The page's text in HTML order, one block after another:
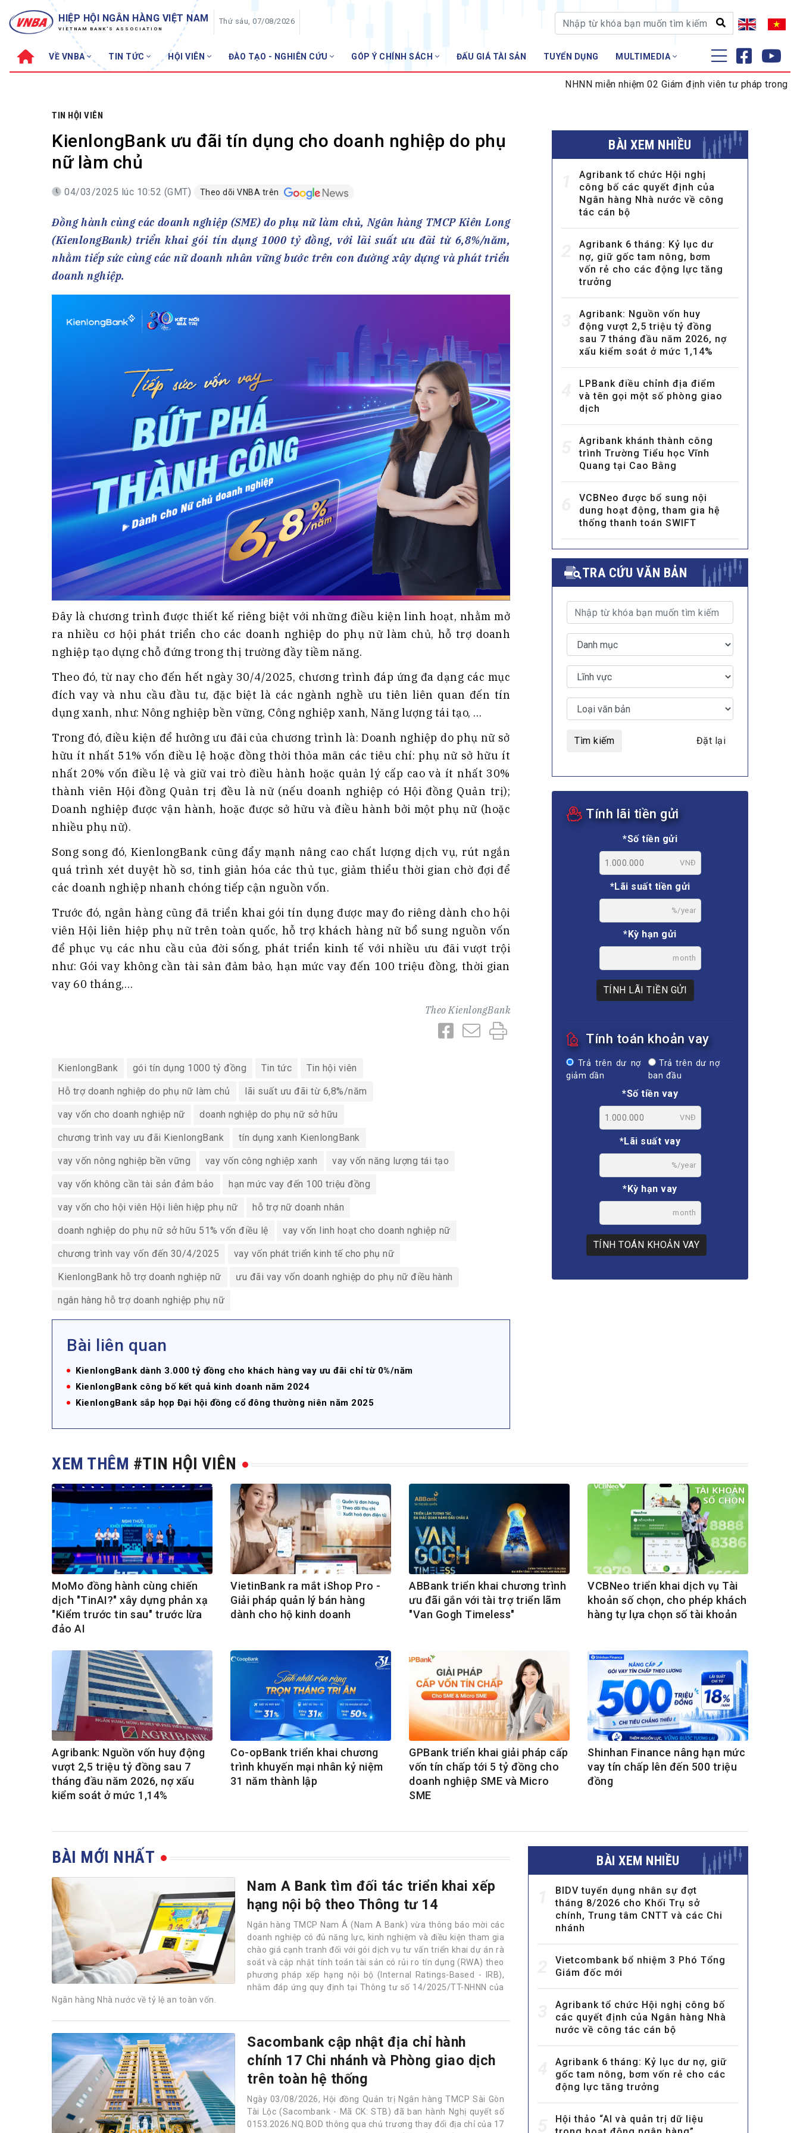
HIỆP HỘI NGÂN HÀNG VIỆT NAM
VIETNAM BANK'S ASSOCIATION
Thứ sáu, 07/08/2026
VỀ VNBA TIN TỨC HỘI VIÊN ĐÀO TẠO - NGHIÊN CỨU GÓP Ý CHÍNH SÁCH ĐẤU GIÁ TÀI SẢN TUYỂN DỤNG MULTIMEDIA
Sơ đồ tổ chức
Hội đồng Hiệp hội
Thường trực Hiệp hội
Cơ quan Thường trực
VNBA các thời kỳ
Thành tích – Giải thưởng
Bộ Chuẩn mực Đạo đức nghề nghiệp
30 năm VNBA
Bản tin Tuần VNBA
Tin ngành ngân hàng
Đào tạo
Fintech
Tài chính Tiêu dùng
ĐÀO TẠO - NGHIÊN CỨU
ĐẤU GIÁ TÀI SẢN TUYỂN DỤNG
MULTIMEDIA
Video
NHNN miễn nhiệm 02 Giám định viên tư pháp trong lĩnh vực tiền
TIN HỘI VIÊN
KienlongBank ưu đãi tín dụng cho doanh nghiệp do phụ
nữ làm chủ
04/03/2025 lúc 10:52 (GMT) Theo dõi VNBA trên
Đồng hành cùng các doanh nghiệp (SME) do phụ nữ làm chủ, Ngân hàng TMCP Kiên Long
(KienlongBank) triển khai gói tín dụng 1000 tỷ đồng, với lãi suất ưu đãi từ 6,8%/năm,
nhằm tiếp sức cùng các nữ doanh nhân vững bước trên con đường xây dựng và phát triển
doanh nghiệp.
Đây là chương trình được thiết kế riêng biệt với những điều kiện linh hoạt, nhằm mở
ra nhiều cơ hội phát triển cho các doanh nghiệp do phụ nữ làm chủ, hỗ trợ doanh
nghiệp tạo dựng chỗ đứng trong thị trường đầy tiềm năng.
Theo đó, từ nay cho đến hết ngày 30/4/2025, chương trình đáp ứng đa dạng các mục
đích vay và nhu cầu đầu tư, đặc biệt là các ngành nghề ưu tiên liên quan đến tín
dụng xanh, như: Nông nghiệp bền vững, Công nghiệp xanh, Năng lượng tái tạo, …
Trong đó, điều kiện để hưởng ưu đãi của chương trình là: Doanh nghiệp do phụ nữ sở
hữu ít nhất 51% vốn điều lệ hoặc đồng thời thỏa mãn các tiêu chí: phụ nữ sở hữu ít
nhất 20% vốn điều lệ và giữ vai trò điều hành hoặc quản lý cấp cao và ít nhất 30%
thành viên Hội đồng Quản trị đều là nữ (nếu doanh nghiệp có Hội đồng Quản trị);
Doanh nghiệp được vận hành, hoặc được sở hữu và điều hành bởi một phụ nữ (hoặc
nhiều phụ nữ).
Song song đó, KienlongBank cũng đẩy mạnh nâng cao chất lượng dịch vụ, rút ngắn
quá trình xét duyệt hồ sơ, tinh giản hóa các thủ tục, giảm thiểu thời gian chờ đợi để
các doanh nghiệp nhanh chóng tiếp cận nguồn vốn.
Trước đó, ngân hàng cũng đã triển khai gói tín dụng được may đo riêng dành cho hội
viên Hội liên hiệp phụ nữ trên toàn quốc, hỗ trợ khách hàng nữ bổ sung nguồn vốn
để phục vụ các nhu cầu của đời sống, phát triển kinh tế với nhiều ưu đãi vượt trội
như: Gói vay không cần tài sản đảm bảo, hạn mức vay đến 100 triệu đồng, thời gian
vay 60 tháng,…
Theo KienlongBank
KienlongBank gói tín dụng 1000 tỷ đồng Tin tức Tin hội viên
Hỗ trợ doanh nghiệp do phụ nữ làm chủ lãi suất ưu đãi từ 6,8%/năm
vay vốn cho doanh nghiệp nữ doanh nghiệp do phụ nữ sở hữu
chương trình vay ưu đãi KienlongBank tín dụng xanh KienlongBank
vay vốn nông nghiệp bền vững vay vốn công nghiệp xanh vay vốn năng lượng tái tạo
vay vốn không cần tài sản đảm bảo hạn mức vay đến 100 triệu đồng
vay vốn cho hội viên Hội liên hiệp phụ nữ hỗ trợ nữ doanh nhân
doanh nghiệp do phụ nữ sở hữu 51% vốn điều lệ vay vốn linh hoạt cho doanh nghiệp nữ
chương trình vay vốn đến 30/4/2025 vay vốn phát triển kinh tế cho phụ nữ
KienlongBank hỗ trợ doanh nghiệp nữ ưu đãi vay vốn doanh nghiệp do phụ nữ điều hành
ngân hàng hỗ trợ doanh nghiệp phụ nữ
Bài liên quan
KienlongBank dành 3.000 tỷ đồng cho khách hàng vay ưu đãi chỉ từ 0%/năm
KienlongBank công bố kết quả kinh doanh năm 2024
KienlongBank sắp họp Đại hội đồng cổ đông thường niên năm 2025
BÀI XEM NHIỀU
Agribank tổ chức Hội nghị
công bố các quyết định của
Ngân hàng Nhà nước về công
tác cán bộ
Agribank 6 tháng: Kỷ lục dư
nợ, giữ gốc tam nông, bơm
vốn rẻ cho các động lực tăng
trưởng
Agribank: Nguồn vốn huy
động vượt 2,5 triệu tỷ đồng
sau 7 tháng đầu năm 2026, nợ
xấu kiểm soát ở mức 1,14%
LPBank điều chỉnh địa điểm
và tên gọi một số phòng giao
dịch
Agribank khánh thành công
trình Trường Tiểu học Vĩnh
Quang tại Cao Bằng
VCBNeo được bổ sung nội
dung hoạt động, tham gia hệ
thống thanh toán SWIFT
TRA CỨU VĂN BẢN
Tìm kiếm Đặt lại
Tính lãi tiền gửi
*Số tiền gửi
VNĐ
*Lãi suất tiền gửi
%/year
*Kỳ hạn gửi
month
TÍNH LÃI TIỀN GỬI
Tính toán khoản vay
Trả trên dư nợ
giảm dần
Trả trên dư nợ
ban đầu
*Số tiền vay
VNĐ
*Lãi suất vay
%/year
*Kỳ hạn vay
month
TÍNH TOÁN KHOẢN VAY
XEM THÊM #TIN HỘI VIÊN
MoMo đồng hành cùng chiến
dịch "TinAI?" xây dựng phản xạ
"Kiểm trước tin sau" trước lừa
đảo AI
VietinBank ra mắt iShop Pro -
Giải pháp quản lý bán hàng
dành cho hộ kinh doanh
ABBank triển khai chương trình
ưu đãi gắn với tài trợ triển lãm
"Van Gogh Timeless"
VCBNeo triển khai dịch vụ Tài
khoản số chọn, cho phép khách
hàng tự lựa chọn số tài khoản
Agribank: Nguồn vốn huy động
vượt 2,5 triệu tỷ đồng sau 7
tháng đầu năm 2026, nợ xấu
kiểm soát ở mức 1,14%
Co-opBank triển khai chương
trình khuyến mại nhân kỷ niệm
31 năm thành lập
GPBank triển khai giải pháp cấp
vốn tín chấp tới 5 tỷ đồng cho
doanh nghiệp SME và Micro
SME
Shinhan Finance nâng hạn mức
vay tín chấp lên đến 500 triệu
đồng
BÀI MỚI NHẤT
Nam A Bank tìm đối tác triển khai xếp
hạng nội bộ theo Thông tư 14
Ngân hàng TMCP Nam Á (Nam A Bank) vừa thông báo mời các
doanh nghiệp có đủ năng lực, kinh nghiệm và điều kiện tham gia
chào giá cạnh tranh đối với gói dịch vụ tư vấn triển khai dự án rà
soát và cập nhật tính toán tài sản có rủi ro tín dụng (RWA) theo
phương pháp xếp hạng nội bộ (Internal Ratings-Based - IRB),
nhằm đáp ứng quy định tại Thông tư số 14/2025/TT-NHNN của
Ngân hàng Nhà nước về tỷ lệ an toàn vốn.
Sacombank cập nhật địa chỉ hành
chính 17 Chi nhánh và Phòng giao dịch
trên toàn hệ thống
Ngày 03/08/2026, Hội đồng Quản trị Ngân hàng TMCP Sài Gòn
Tài Lộc (Sacombank - Mã CK: STB) đã ban hành Nghị quyết số
0153.2026.NQ.BOD thông qua chủ trương thay đổi địa chỉ của 17
BÀI XEM NHIỀU
BIDV tuyển dụng nhân sự đợt
tháng 8/2026 cho Khối Trụ sở
chính, Trung tâm CNTT và các Chi
nhánh
Vietcombank bổ nhiệm 3 Phó Tổng
Giám đốc mới
Agribank tổ chức Hội nghị công bố
các quyết định của Ngân hàng Nhà
nước về công tác cán bộ
Agribank 6 tháng: Kỷ lục dư nợ, giữ
gốc tam nông, bơm vốn rẻ cho các
động lực tăng trưởng
Hội thảo “AI và quản trị dữ liệu